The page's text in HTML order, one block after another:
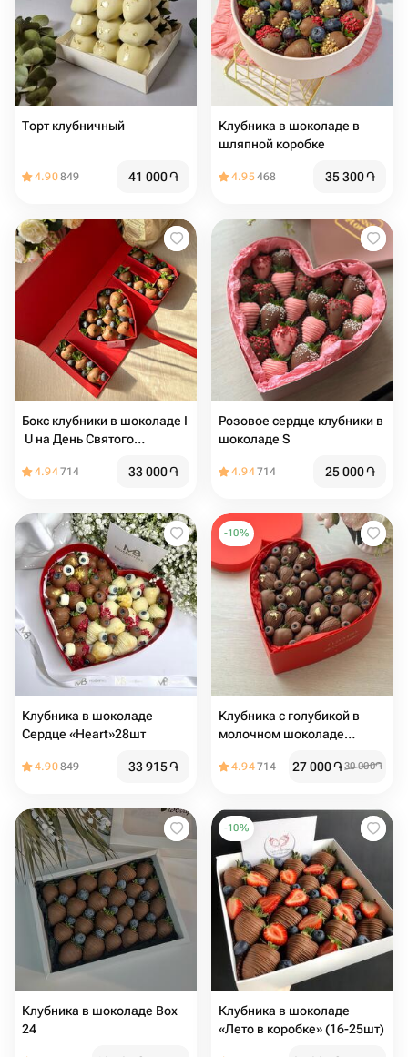
Торт клубничный
4.90849 41 000֏
Клубника в шоколаде в
шляпной коробке
4.95468 35 300֏
Бокс клубники в шоколаде I
️ U на День Святого
4.94714 33 000֏
Розовое сердце клубники в
шоколаде S
4.94714 25 000֏
Клубника в шоколаде
Сердце «Heart»28шт
4.90849 33 915֏
-10%
Клубника с голубикой в
молочном шоколаде
4.94714 27 000֏30 000֏
Клубника в шоколаде Box
24
-10%
Клубника в шоколаде
«Лето в коробке» (16-25шт)